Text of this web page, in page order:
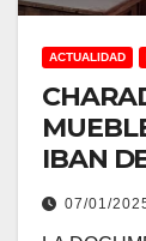
ACTUALIDAD
IBAN
07/01/